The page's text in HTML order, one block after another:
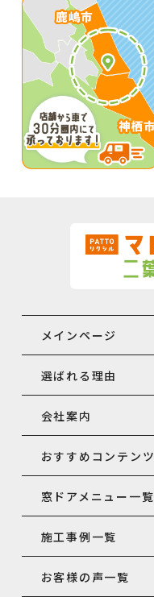
メインページ
選ばれる理由
会社案内
おすすめコンテンツ
窓ドアメニュー一覧
施工事例一覧
お客様の声一覧